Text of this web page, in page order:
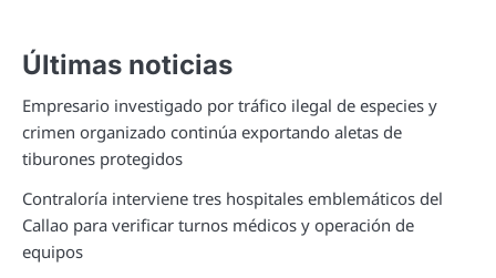
Últimas noticias
Empresario investigado por tráfico ilegal de especies y
crimen organizado continúa exportando aletas de
tiburones protegidos
Contraloría interviene tres hospitales emblemáticos del
Callao para verificar turnos médicos y operación de
equipos